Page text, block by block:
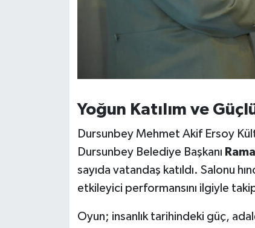
Yoğun Katılım ve
Dursunbey Mehmet Akif Ersoy
Dursunbey Belediye Başkanı
sayıda vatandaş katıldı. Salonu
etkileyici performansını ilgiyle
Oyun; insanlık tarihindeki güç,